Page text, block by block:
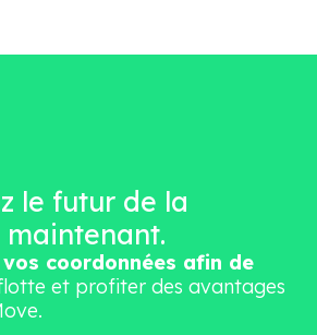
le futur de la
coordonnées afin de
et profiter des avantages